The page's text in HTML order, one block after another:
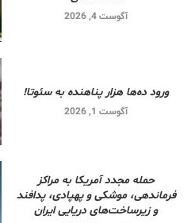
آگوست 4, 2026
ورود ده‌ها هزار پناهنده به سئوتا!
آگوست 1, 2026
حمله مجدد آمریکا به مراکز
فرماندهی، موشکی و پهپادی، پدافند
و زیرساخت‌های دریایی ایران